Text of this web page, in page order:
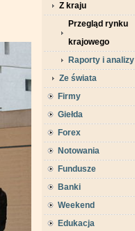
Z kraju
Przegląd rynku
krajowego
Raporty i analizy
Ze świata
Firmy
Giełda
Forex
Notowania
Fundusze
Banki
Weekend
Edukacja